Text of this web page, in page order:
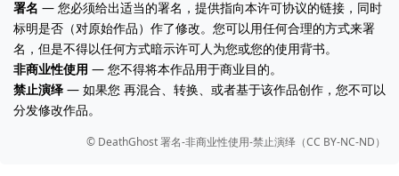
署名 — 您必须给出适当的署名，提供指向本许可协议的链接，同时
标明是否（对原始作品）作了修改。您可以用任何合理的方式来署
名，但是不得以任何方式暗示许可人为您或您的使用背书。
非商业性使用 — 您不得将本作品用于商业目的。
禁止演绎 — 如果您 再混合、转换、或者基于该作品创作，您不可以
分发修改作品。
©️ DeathGhost 署名-非商业性使用-禁止演绎（CC BY-NC-ND）